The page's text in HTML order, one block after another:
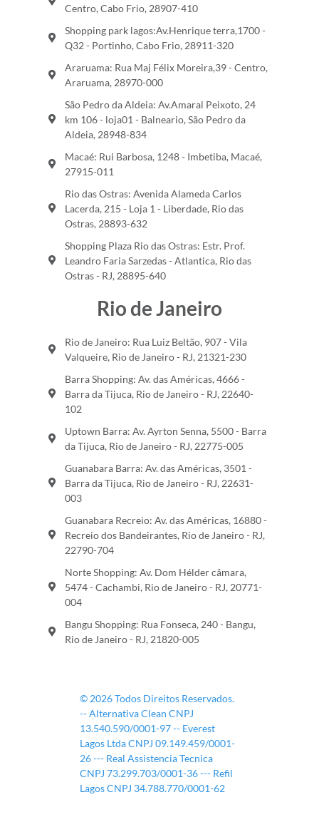
Centro, Cabo Frio, 28907-410
Shopping park lagos:Av.Henrique terra,1700 -
Q32 - Portinho, Cabo Frio, 28911-320
Araruama: Rua Maj Félix Moreira,39 - Centro,
Araruama, 28970-000
São Pedro da Aldeia: Av.Amaral Peixoto, 24
km 106 - loja01 - Balneario, São Pedro da
Aldeia, 28948-834
Macaé: Rui Barbosa, 1248 - Imbetiba, Macaé,
27915-011
Rio das Ostras: Avenida Alameda Carlos
Lacerda, 215 - Loja 1 - Liberdade, Rio das
Ostras, 28893-632
Shopping Plaza Rio das Ostras: Estr. Prof.
Leandro Faria Sarzedas - Atlantica, Rio das
Ostras - RJ, 28895-640
Rio de Janeiro
Rio de Janeiro: Rua Luiz Beltão, 907 - Vila
Valqueire, Rio de Janeiro - RJ, 21321-230
Barra Shopping: Av. das Américas, 4666 -
Barra da Tijuca, Rio de Janeiro - RJ, 22640-
102
Uptown Barra: Av. Ayrton Senna, 5500 - Barra
da Tijuca, Rio de Janeiro - RJ, 22775-005
Guanabara Barra: Av. das Américas, 3501 -
Barra da Tijuca, Rio de Janeiro - RJ, 22631-
003
Guanabara Recreio: Av. das Américas, 16880 -
Recreio dos Bandeirantes, Rio de Janeiro - RJ,
22790-704
Norte Shopping: Av. Dom Hélder câmara,
5474 - Cachambi, Rio de Janeiro - RJ, 20771-
004
Bangu Shopping: Rua Fonseca, 240 - Bangu,
Rio de Janeiro - RJ, 21820-005
© 2026 Todos Direitos Reservados.
-- Alternativa Clean CNPJ
13.540.590/0001-97 -- Everest
Lagos Ltda CNPJ 09.149.459/0001-
26 --- Real Assistencia Tecnica
CNPJ 73.299.703/0001-36 --- Refil
Lagos CNPJ 34.788.770/0001-62